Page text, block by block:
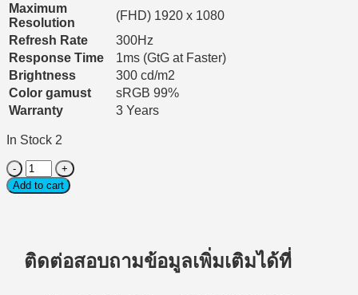
Maximum
Resolution
(FHD) 1920 x 1080
Refresh Rate
300Hz
Response Time
1ms (GtG at Faster)
Brightness
300 cd/m2
Color gamust
sRGB 99%
Warranty
3 Years
In Stock 2
Monitor
Gaming
(จอ
มิ่ง)
Add to cart
ติดต่อสอบถามข้อมูลเพิ่มเติมได้ที่